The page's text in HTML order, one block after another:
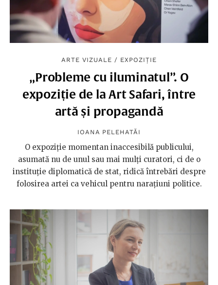
ARTE VIZUALE / EXPOZIȚIE
„Probleme cu iluminatul”. O
expoziție de la Art Safari, între
artă și propagandă
IOANA PELEHATĂI
O expoziție momentan inaccesibilă publicului,
asumată nu de unul sau mai mulți curatori, ci de o
instituție diplomatică de stat, ridică întrebări despre
folosirea artei ca vehicul pentru narațiuni politice.